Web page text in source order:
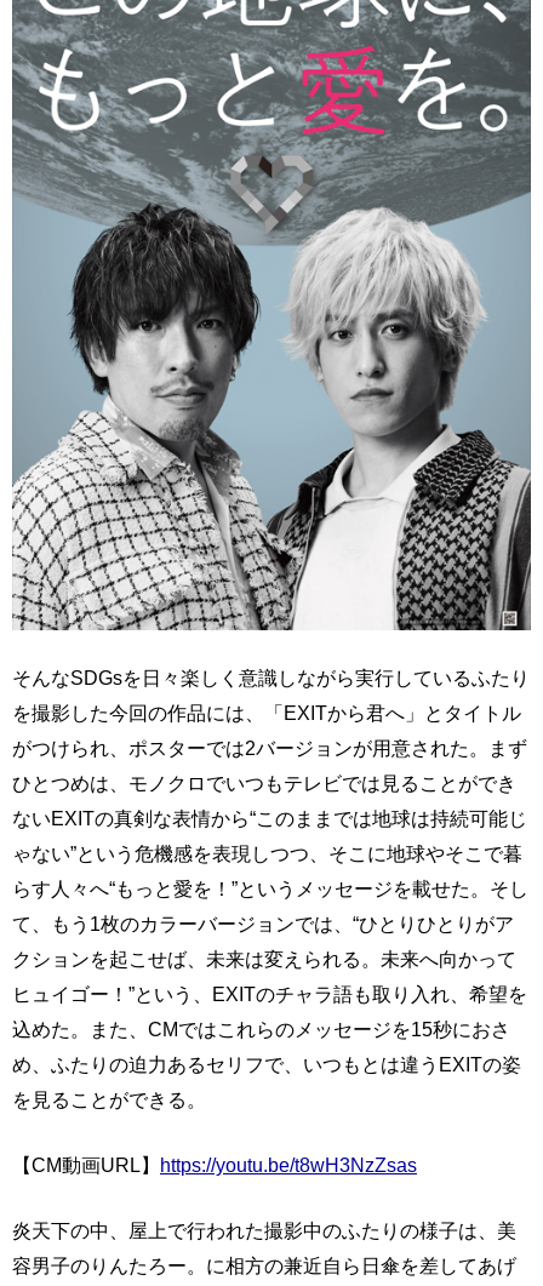
そんなSDGsを日々楽しく意識しながら実行しているふたり
を撮影した今回の作品には、「EXITから君へ」とタイトル
がつけられ、ポスターでは2バージョンが用意された。まず
ひとつめは、モノクロでいつもテレビでは見ることができ
ないEXITの真剣な表情から“このままでは地球は持続可能じ
ゃない”という危機感を表現しつつ、そこに地球やそこで暮
らす人々へ“もっと愛を！”というメッセージを載せた。そし
て、もう1枚のカラーバージョンでは、“ひとりひとりがア
クションを起こせば、未来は変えられる。未来へ向かって
ヒュイゴー！”という、EXITのチャラ語も取り入れ、希望を
込めた。また、CMではこれらのメッセージを15秒におさ
め、ふたりの迫力あるセリフで、いつもとは違うEXITの姿
を見ることができる。
【CM動画URL】 https://youtu.be/t8wH3NzZsas
炎天下の中、屋上で行われた撮影中のふたりの様子は、美
容男子のりんたろー。に相方の兼近自ら日傘を差してあげ